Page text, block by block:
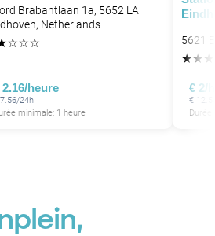
Brabantlaan 1a, 5652 LA
Netherlands
☆☆☆
2.16/heure
24h
minimale: 1 heure
5621
★★ ★
€ 2/
€
Durée